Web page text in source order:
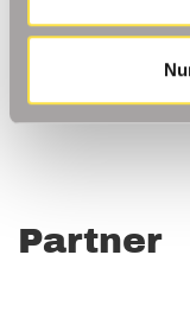
Partner